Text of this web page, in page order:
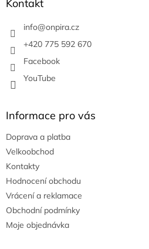
Kontakt
info@onpira.cz
+420 775 592 670
Facebook
YouTube
Informace pro vás
Doprava a platba
Velkoobchod
Kontakty
Hodnocení obchodu
Vrácení a reklamace
Obchodní podmínky
Moje objednávka